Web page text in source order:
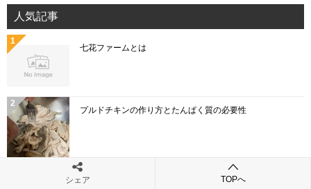
人気記事
七花ファームとは
プルドチキンの作り方とたんぱく質の必要性
「こねぎ」と「あさつき」と「わけぎ」と「ひともじ」
の違いとは
シェア TOPへ